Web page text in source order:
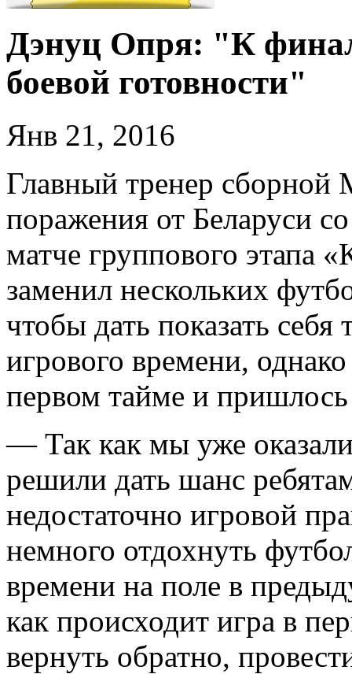
Дэнуц Опря: "К
боевой готовности"
Янв 21, 2016
Главный тренер
поражения от Беларуси
матче группового этапа
заменил нескольких
чтобы дать показать
игрового времени,
первом тайме и пришлось
— Так как мы уже
решили дать шанс
недостаточно игровой
немного отдохнуть
времени на поле в
как происходит игра в
вернуть обратно,